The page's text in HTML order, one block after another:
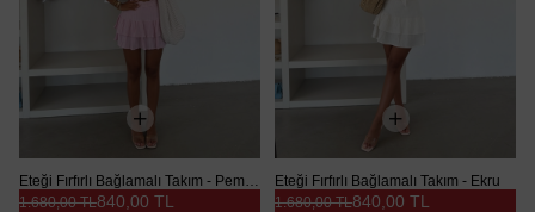
Eteği Fırfırlı Bağlamalı Takım - Pembe
840,00 TL
1.680,00 TL
Eteği Fırfırlı Bağlamalı Takım - Ekru
840,00 TL
1.680,00 TL